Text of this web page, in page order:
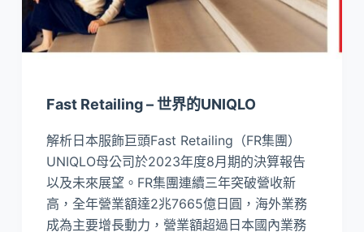
Fast Retailing – 世界的UNIQLO
解析日本服飾巨頭Fast Retailing（FR集團）
UNIQLO母公司於2023年度8月期的決算報告
以及未來展望。FR集團連續三年突破營收新
高，全年營業額達2兆7665億日圓，海外業務
成為主要增長動力，營業額超過日本國內業務